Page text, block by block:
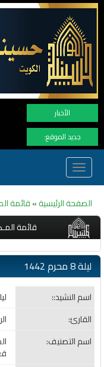
الأخبار
جديد الموقع:
Toggle
navigation
الصفحة الرئيسية»قائمة
قائمة
ليلة 8 محرم 1442
اسم النشيد::
ليلة
القارئ:
اسم التصنيف: